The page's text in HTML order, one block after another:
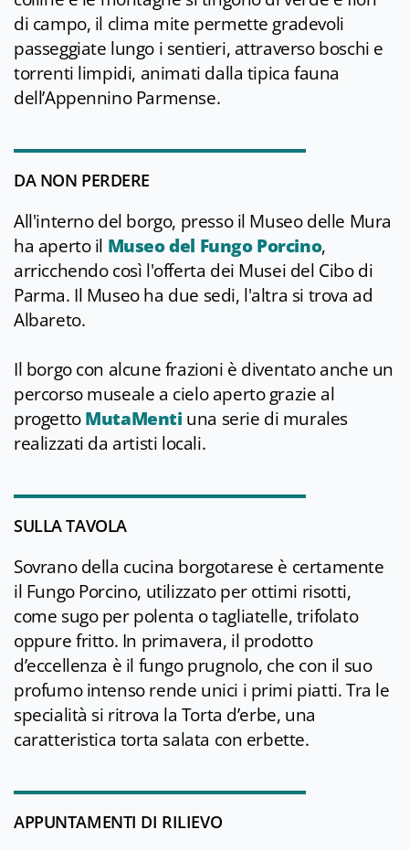
di campo, il clima mite permette gradevoli
passeggiate lungo i sentieri, attraverso boschi e
torrenti limpidi, animati dalla tipica fauna
dell’Appennino Parmense.
DA NON PERDERE
All'interno del borgo, presso il Museo delle Mura
ha aperto il Museo del Fungo Porcino,
arricchendo così l'offerta dei Musei del Cibo di
Parma. Il Museo ha due sedi, l'altra si trova ad
Albareto.
Il borgo con alcune frazioni è diventato anche un
percorso museale a cielo aperto grazie al
progettoMutaMenti una serie di murales
realizzati da artisti locali.
SULLA TAVOLA
Sovrano della cucina borgotarese è certamente
il Fungo Porcino, utilizzato per ottimi risotti,
come sugo per polenta o tagliatelle, trifolato
oppure fritto. In primavera, il prodotto
d’eccellenza è il fungo prugnolo, che con il suo
profumo intenso rende unici i primi piatti. Tra le
specialità si ritrova la Torta d’erbe, una
caratteristica torta salata con erbette.
APPUNTAMENTI DI RILIEVO